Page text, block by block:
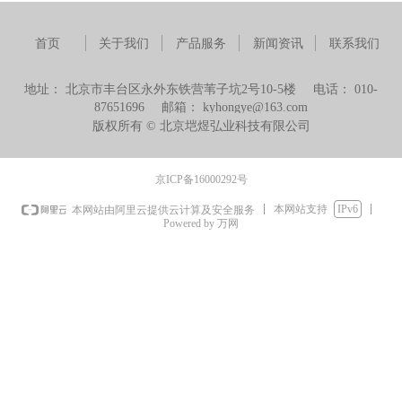
版权所有 © 北京垲煜弘业科技有限公司
首页 关于我们 产品服务 新闻资讯 联系我们
地址： 北京市丰台区永外东铁营苇子坑2号10-5楼 电话：
010-
87651696
邮箱： kyhongye@163.com
京ICP备16000292号
本网站由阿里云提供云计算及安全服务 本网站支持
IPv6
Powered by 万网